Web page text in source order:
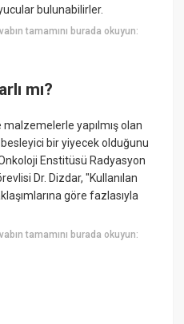
bulunabilirler.
tamamını burada okuyun:
mı?
yapılmış olan
bir yiyecek olduğunu
Enstitüsü Radyasyon
Dr. Dizdar, "Kullanılan
göre fazlasıyla
tamamını burada okuyun: